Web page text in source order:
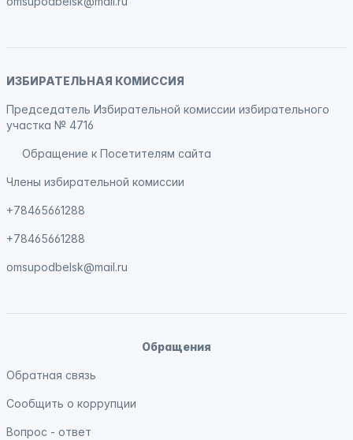
ИЗБИРАТЕЛЬНАЯ КОМИССИЯ
Председатель Избирательной комиссии избирательного
участка № 4716
Обращение к Посетителям сайта
Члены избирательной комиссии
+78465661288
+78465661288
omsupodbelsk@mail.ru
Обращения
Обратная связь
Сообщить о коррупции
Вопрос - ответ